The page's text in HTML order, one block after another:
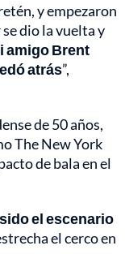
y empezaron
dio la vuelta y
amigo Brent
atrás”,
de 50 años,
The New York
de bala en el
el escenario
el cerco en